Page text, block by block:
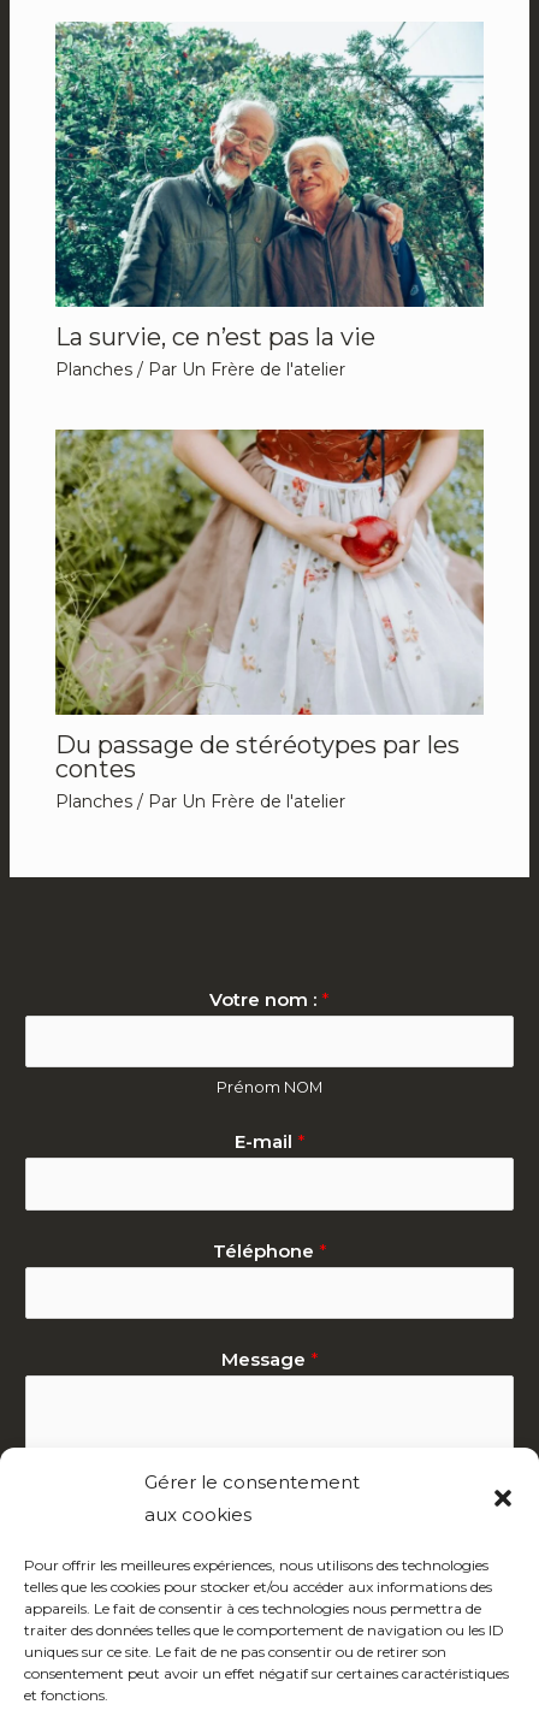
Gérer le consentement
aux cookies
Pour offrir les meilleures expériences, nous utilisons des technologies
telles que les cookies pour stocker et/ou accéder aux informations des
appareils. Le fait de consentir à ces technologies nous permettra de
traiter des données telles que le comportement de navigation ou les ID
uniques sur ce site. Le fait de ne pas consentir ou de retirer son
consentement peut avoir un effet négatif sur certaines caractéristiques
et fonctions.
La survie, ce n’est pas la vie
Planches/ Par Un Frère de l'atelier
Du passage de stéréotypes par les
contes
Planches/ Par Un Frère de l'atelier
Votre nom : *
Prénom NOM
E-mail *
Téléphone *
Message *
Contactez-nous !